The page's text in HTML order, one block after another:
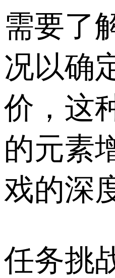
需要了
况以确
价，这
的元素
戏的深
任务挑